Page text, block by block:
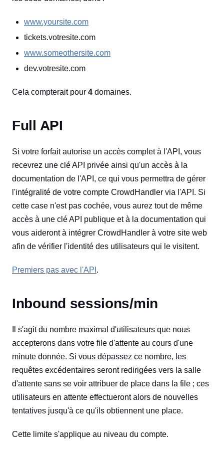
www.yoursite.com
tickets.votresite.com
www.someothersite.com
dev.votresite.com
Cela compterait pour 4 domaines.
Full API
Si votre forfait autorise un accès complet à l'API, vous
recevrez une clé API privée ainsi qu'un accès à la
documentation de l'API, ce qui vous permettra de gérer
l'intégralité de votre compte CrowdHandler via l'API. Si
cette case n'est pas cochée, vous aurez tout de même
accès à une clé API publique et à la documentation qui
vous aideront à intégrer CrowdHandler à votre site web
afin de vérifier l'identité des utilisateurs qui le visitent.
Premiers pas avec l'API .
Inbound sessions/min
Il s'agit du nombre maximal d'utilisateurs que nous
accepterons dans votre file d'attente au cours d'une
minute donnée. Si vous dépassez ce nombre, les
requêtes excédentaires seront redirigées vers la salle
d'attente sans se voir attribuer de place dans la file ; ces
utilisateurs en attente effectueront alors de nouvelles
tentatives jusqu'à ce qu'ils obtiennent une place.
Cette limite s'applique au niveau du compte.